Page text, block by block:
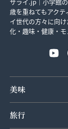
サライ.jp｜小学館
歳を重ねてもアク
イ世代の方々に向
化・趣味・健康・モ
美味
旅行